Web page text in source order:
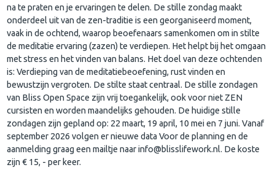
na te praten en je ervaringen te delen. De stille zondag maakt
onderdeel uit van de zen-traditie is een georganiseerd moment,
vaak in de ochtend, waarop beoefenaars samenkomen om in stilte
de meditatie ervaring (zazen) te verdiepen. Het helpt bij het omgaan
met stress en het vinden van balans. Het doel van deze ochtenden
is: Verdieping van de meditatiebeoefening, rust vinden en
bewustzijn vergroten. De stilte staat centraal. De stille zondagen
van Bliss Open Space zijn vrij toegankelijk, ook voor niet ZEN
cursisten en worden maandelijks gehouden. De huidige stille
zondagen zijn gepland op: 22 maart, 19 april, 10 mei en 7 juni. Vanaf
september 2026 volgen er nieuwe data Voor de planning en de
aanmelding graag een mailtje naar info@blisslifework.nl. De koste
zijn € 15, - per keer.